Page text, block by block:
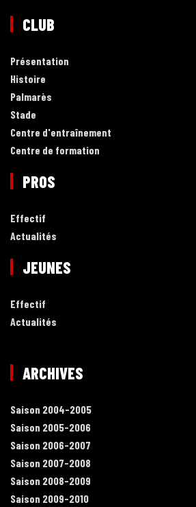
CLUB
Présentation
Histoire
Palmarès
Stade
Centre d'entraînement
Centre de formation
PROS
Effectif
Actualités
JEUNES
Effectif
Actualités
ARCHIVES
Saison 2004-2005
Saison 2005-2006
Saison 2006-2007
Saison 2007-2008
Saison 2008-2009
Saison 2009-2010